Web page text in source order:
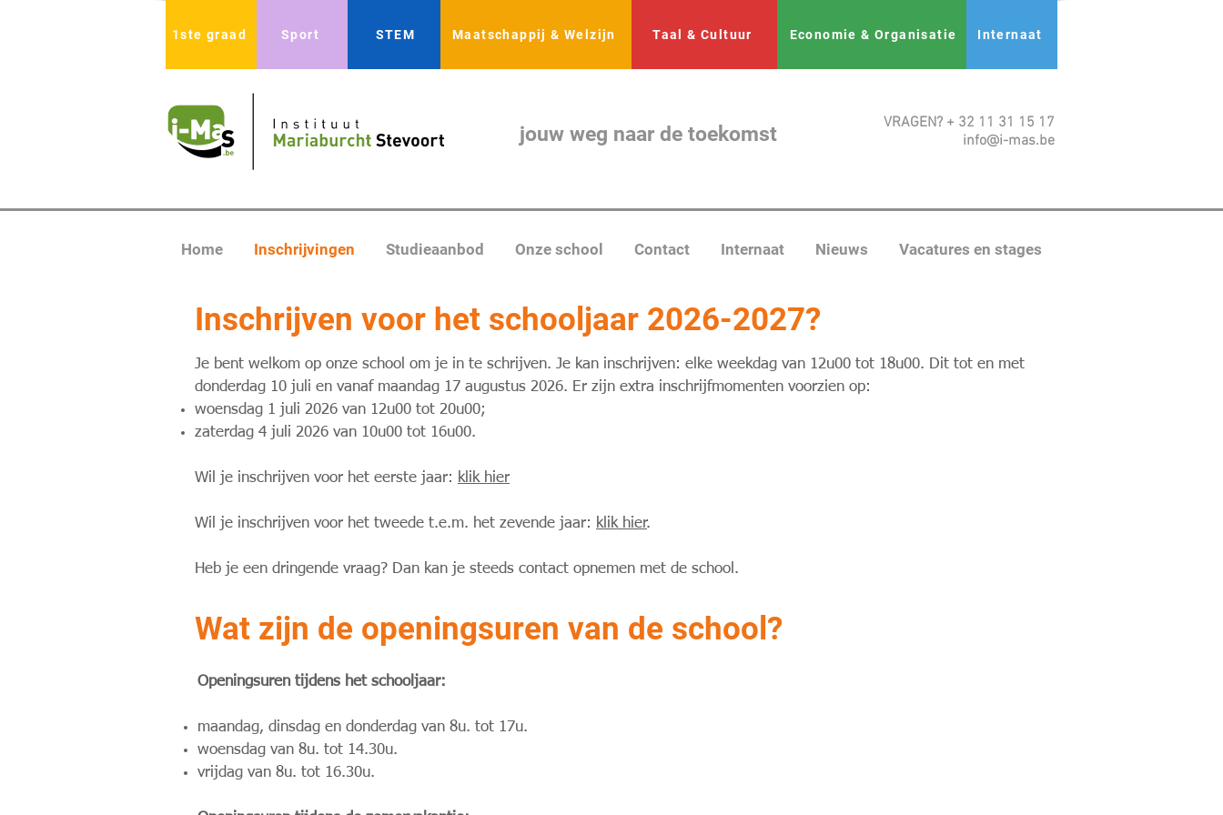
1ste graad Sport STEM Maatschappij & Welzijn Taal & Cultuur Economie & Organisatie Internaat
jouw weg naar de toekomst
VRAGEN? + 32 11 31 15 17
info@i-mas.be
Home Inschrijvingen Studieaanbod Onze school Contact Internaat Nieuws Vacatures en stages
Inschrijven voor het schooljaar 2026-2027?
Je bent welkom op onze school om je in te schrijven. Je kan inschrijven: elke weekdag van 12u00 tot 18u00. Dit tot en met
donderdag 10 juli en vanaf maandag 17 augustus 2026. Er zijn extra inschrijfmomenten voorzien op:
woensdag 1 juli 2026 van 12u00 tot 20u00;
zaterdag 4 juli 2026 van 10u00 tot 16u00.
Wil je inschrijven voor het eerste jaar: klik hier
Wil je inschrijven voor het tweede t.e.m. het zevende jaar: klik hier.
Heb je een dringende vraag? Dan kan je steeds contact opnemen met de school.
Wat zijn de openingsuren van de school?
Openingsuren tijdens het schooljaar:
maandag, dinsdag en donderdag van 8u. tot 17u.
woensdag van 8u. tot 14.30u.
vrijdag van 8u. tot 16.30u.